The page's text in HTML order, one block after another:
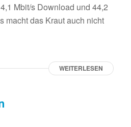
Mbit/s Download und 44,2
macht das Kraut auch nicht
WEITERLESEN